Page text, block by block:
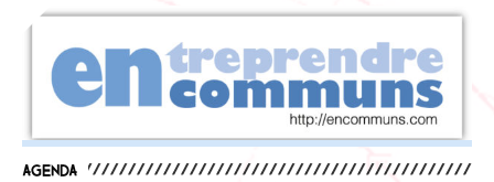
Agenda